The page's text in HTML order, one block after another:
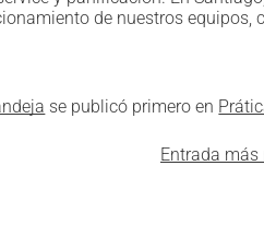
de nuestros equipos,
se publicó primero en
Entrada más